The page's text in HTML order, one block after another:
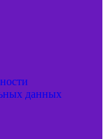
данных